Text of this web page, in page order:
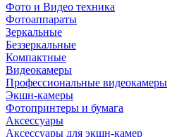
Фото и Видео техника
Фотоаппараты
Зеркальные
Беззеркальные
Компактные
Видеокамеры
Профессиональные видеокамеры
Экшн-камеры
Фотопринтеры и бумага
Аксессуары
Аксессуары для экшн-камер